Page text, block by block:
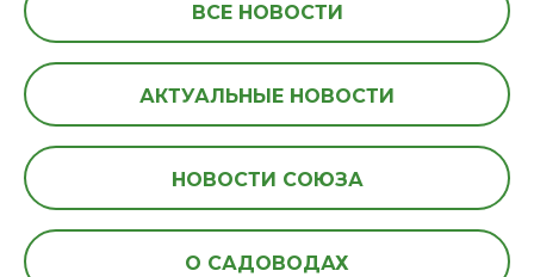
ВСЕ НОВОСТИ
АКТУАЛЬНЫЕ НОВОСТИ
НОВОСТИ СОЮЗА
О САДОВОДАХ